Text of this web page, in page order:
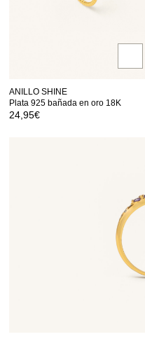
ANILLO SHINE
Plata 925 bañada en oro 18K
24,95€